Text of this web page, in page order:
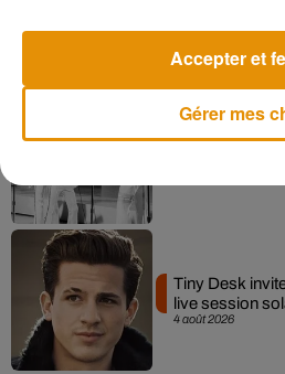
Après le film,
4 août 2026
Tiny Desk
live session
Gérer mes
Accepter et